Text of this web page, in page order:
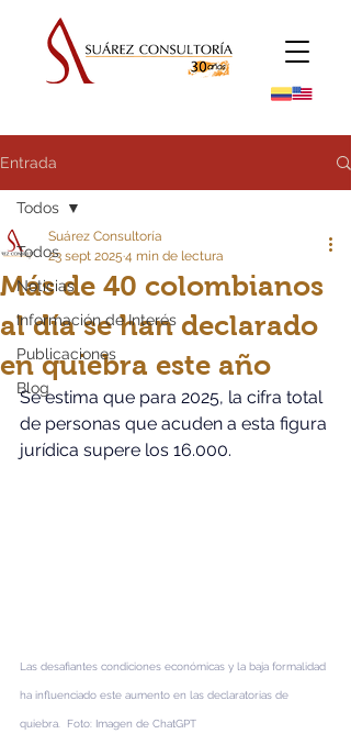
Entrada
Todos
Noticias
Información de Interés
Publicaciones
Blog
Todos
Más de 40 colombianos
al día se han declarado
en quiebra este año
Suárez Consultoría
23 sept 2025 4 min de lectura
Se estima que para 2025, la cifra total
de personas que acuden a esta figura
jurídica supere los 16.000.
Las desafiantes condiciones económicas y la baja formalidad
ha influenciado este aumento en las declaratorias de
quiebra.  Foto: Imagen de ChatGPT